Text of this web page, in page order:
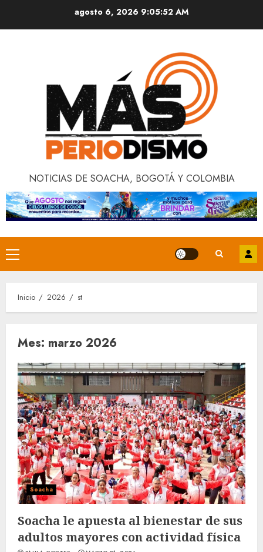
agosto 6, 2026 9:05:53 AM
NOTICIAS DE SOACHA, BOGOTÁ Y COLOMBIA
Menú
principal
Inicio 2026 st
Mes: marzo 2026
Soacha
Soacha le apuesta al bienestar de sus
adultos mayores con actividad física